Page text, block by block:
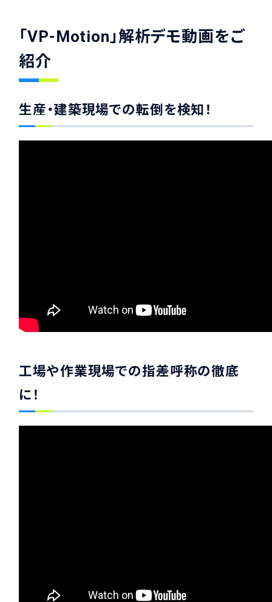
「VP-Motion」解析デモ動画をご
紹介
生産・建築現場での転倒を検知！
工場や作業現場での指差呼称の徹底
に！